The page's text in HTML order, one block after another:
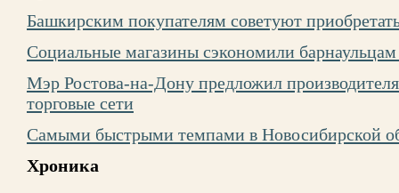
Башкирским покупателям советуют
Социальные магазины сэкономили
Мэр Ростова-на-Дону предложил
торговые сети
Самыми быстрыми темпами в Новосибирской
Хроника